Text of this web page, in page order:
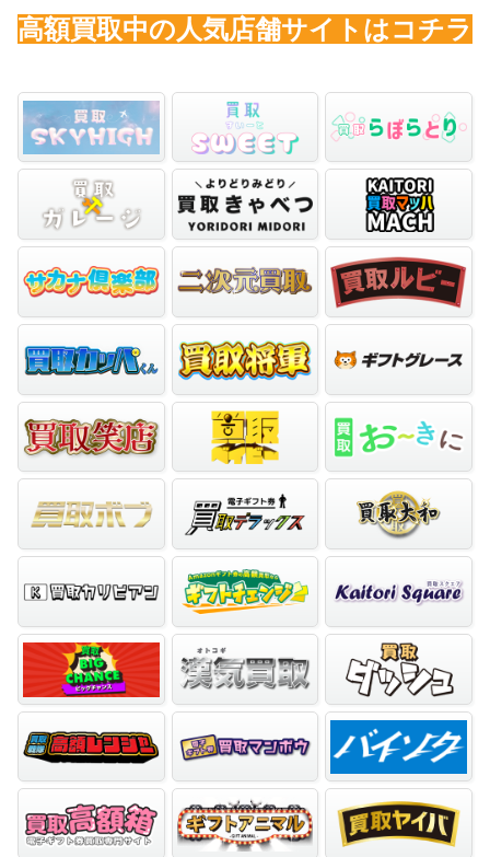
高額買取中の人気店舗サイトはコチラ